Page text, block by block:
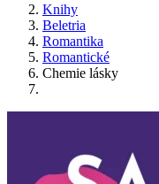
Knihy
Beletria
Romantika
Romantické
Chemie lásky